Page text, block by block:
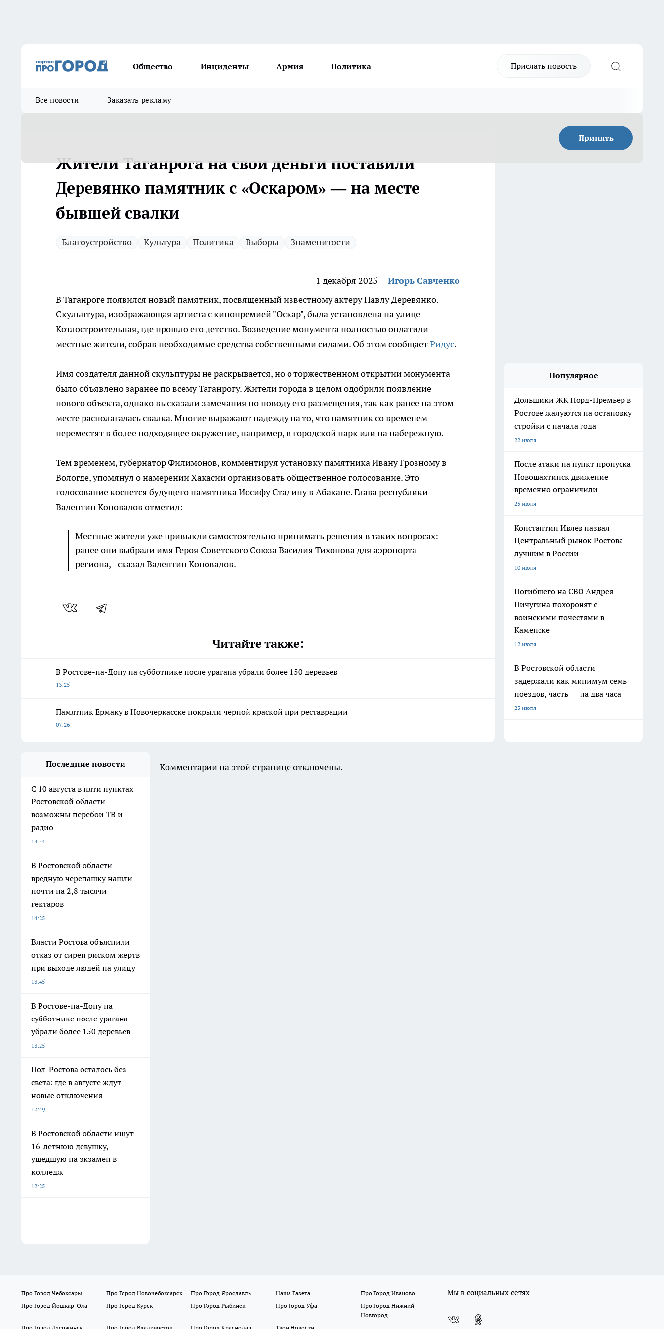
Общество Инциденты Армия Политика Прислать новость
Все новости Заказать рекламу
Принять
Жители Таганрога на свои деньги поставили
Деревянко памятник с «Оскаром» — на месте
бывшей свалки
Благоустройство Культура Политика Выборы Знаменитости
1 декабря 2025
Игорь Савченко
В Таганроге появился новый памятник, посвященный известному актеру Павлу Деревянко.
Скульптура, изображающая артиста с кинопремией "Оскар", была установлена на улице
Котлостроительная, где прошло его детство. Возведение монумента полностью оплатили
местные жители, собрав необходимые средства собственными силами. Об этом сообщаетРидус.
Имя создателя данной скульптуры не раскрывается, но о торжественном открытии монумента
было объявлено заранее по всему Таганрогу. Жители города в целом одобрили появление
нового объекта, однако высказали замечания по поводу его размещения, так как ранее на этом
месте располагалась свалка. Многие выражают надежду на то, что памятник со временем
переместят в более подходящее окружение, например, в городской парк или на набережную.
Тем временем, губернатор Филимонов, комментируя установку памятника Ивану Грозному в
Вологде, упомянул о намерении Хакасии организовать общественное голосование. Это
голосование коснется будущего памятника Иосифу Сталину в Абакане. Глава республики
Валентин Коновалов отметил:
Местные жители уже привыкли самостоятельно принимать решения в таких вопросах:
ранее они выбрали имя Героя Советского Союза Василия Тихонова для аэропорта
региона, - сказал Валентин Коновалов.
Читайте также:
В Ростове-на-Дону на субботнике после урагана убрали более 150 деревьев
13:25
Памятник Ермаку в Новочеркасске покрыли черной краской при реставрации
07:26
Популярное
Дольщики ЖК Норд-Премьер в
Ростове жалуются на остановку
стройки с начала года
22 июля
После атаки на пункт пропуска
Новошахтинск движение
временно ограничили
25 июля
Константин Ивлев назвал
Центральный рынок Ростова
лучшим в России
10 июля
Погибшего на СВО Андрея
Пичугина похоронят с
воинскими почестями в
Каменске
12 июля
В Ростовской области
задержали как минимум семь
поездов, часть — на два часа
25 июля
Последние новости
С 10 августа в пяти пунктах
Ростовской области
возможны перебои ТВ и
радио
14:44
В Ростовской области
вредную черепашку нашли
почти на 2,8 тысячи
гектаров
14:25
Власти Ростова объяснили
отказ от сирен риском жертв
при выходе людей на улицу
13:45
В Ростове-на-Дону на
субботнике после урагана
убрали более 150 деревьев
13:25
Пол-Ростова осталось без
света: где в августе ждут
новые отключения
12:49
В Ростовской области ищут
16-летнюю девушку,
ушедшую на экзамен в
колледж
12:25
Комментарии на этой странице отключены.
Про Город Чебоксары Про Город Новочебоксарск Про Город Ярославль Наша Газета
Про Город Иваново
Про Город Йошкар-Ола
Про Город Курск Про Город Рыбинск Про Город Уфа
Про Город Нижний
Новгород
Про Город Дзержинск
Про Город Владивосток Про Город Краснодар Твои Новости
Мы в социальных сетях